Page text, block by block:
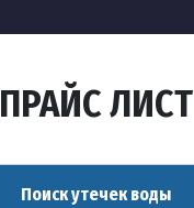
ПРАЙС ЛИСТ
Поиск утечек воды